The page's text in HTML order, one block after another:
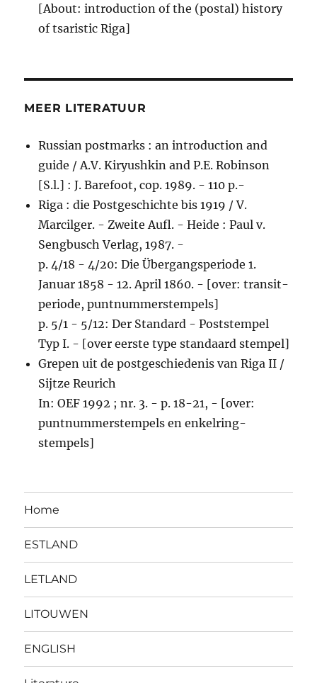
[About: introduction of the (postal) history
of tsaristic Riga]
MEER LITERATUUR
Russian postmarks : an introduction and
guide / A.V. Kiryushkin and P.E. Robinson
[S.l.] : J. Barefoot, cop. 1989. - 110 p.-
Riga : die Postgeschichte bis 1919 / V.
Marcilger. - Zweite Aufl. - Heide : Paul v.
Sengbusch Verlag, 1987. -
p. 4/18 - 4/20: Die Übergangsperiode 1.
Januar 1858 - 12. April 1860. - [over: transit-
periode, puntnummerstempels]
p. 5/1 - 5/12: Der Standard - Poststempel
Typ I. - [over eerste type standaard stempel]
Grepen uit de postgeschiedenis van Riga II /
Sijtze Reurich
In: OEF 1992 ; nr. 3. - p. 18-21, - [over:
puntnummerstempels en enkelring-
stempels]
Home
ESTLAND
LETLAND
LITOUWEN
ENGLISH